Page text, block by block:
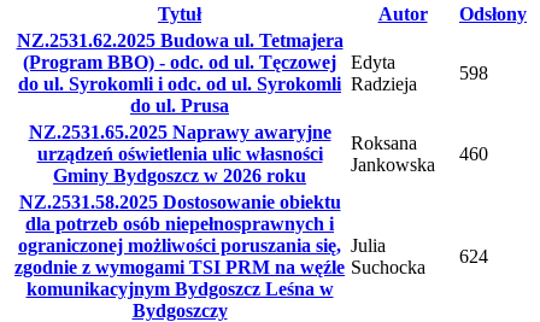
Tytuł
Autor
Odsłony
NZ.2531.62.2025 Budowa ul. Tetmajera
(Program BBO) - odc. od ul. Tęczowej
do ul. Syrokomli i odc. od ul. Syrokomli
do ul. Prusa
Edyta
Radzieja
598
NZ.2531.65.2025 Naprawy awaryjne
urządzeń oświetlenia ulic własności
Gminy Bydgoszcz w 2026 roku
Roksana
Jankowska
460
NZ.2531.58.2025 Dostosowanie obiektu
dla potrzeb osób niepełnosprawnych i
ograniczonej możliwości poruszania się,
zgodnie z wymogami TSI PRM na węźle
komunikacyjnym Bydgoszcz Leśna w
Bydgoszczy
Julia
Suchocka
624